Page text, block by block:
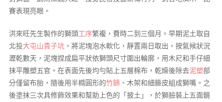
賽表現亮眼。
洪來旺先生製作的獅頭工序繁複，費時二到三個月。早期泥土取自
北投大屯山貴子坑，將泥塊泡水軟化，靜置兩日取出，按氣候狀況
瀝乾數天，泥塊捏成扁平狀依獅頭尺寸圍出輪廓，用木尺和手仔細
抹平雕塑五官。在表面先後均勻貼上五層棉布，乾燥後除去泥塑部
分僅留布胎，隨後用半橢圓形的竹篩、木架和細籐皮組成獅嘴。之
後塗抹三次具修飾效果和幫助上色的「披土」，於獅臉裝上五面鏡